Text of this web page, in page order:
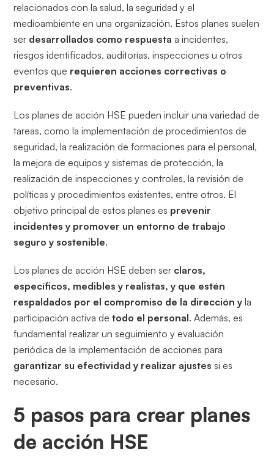
relacionados con la salud, la seguridad y el
medioambiente en una organización. Estos planes suelen
ser desarrollados como respuesta a incidentes,
riesgos identificados, auditorías, inspecciones u otros
eventos que requieren acciones correctivas o
preventivas.
Los planes de acción HSE pueden incluir una variedad de
tareas, como la implementación de procedimientos de
seguridad, la realización de formaciones para el personal,
la mejora de equipos y sistemas de protección, la
realización de inspecciones y controles, la revisión de
políticas y procedimientos existentes, entre otros. El
objetivo principal de estos planes es prevenir
incidentes y promover un entorno de trabajo
seguro y sostenible.
Los planes de acción HSE deben ser claros,
específicos, medibles y realistas, y que estén
respaldados por el compromiso de la dirección yla
participación activa de todo el personal. Además, es
fundamental realizar un seguimiento y evaluación
periódica de la implementación de acciones para
garantizar su efectividad y realizar ajustes si es
necesario.
5 pasos para crear planes
de acción HSE